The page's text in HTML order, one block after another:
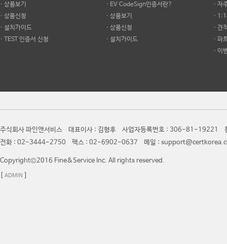
· 상품보기
· 상품신청
· 설치가이드
· TEST 인증서 신청
· EV CodeSign인증서란?
· 상품보기
· 상품신청
· 설치가이드
· 자
·
· 견
· 파
· 이
주식회사 파인앤서비스 대표이사 : 김형후 사업자등록번호 : 306-81-19221
전화 : 02-3444-2750 팩스 : 02-6902-0637 메일 :
Copyright©2016 Fine&Service Inc. All rights reserved.
ADMIN